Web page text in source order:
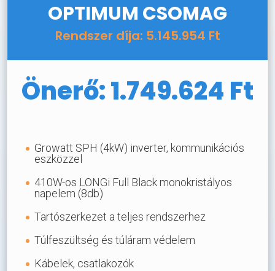
OPTIMUM CSOMAG
Rendszer díja: 5.145.954 Ft
Önerő: 1.749.624 Ft
Growatt SPH (4kW) inverter, kommunikációs
eszközzel
410W-os LONGi Full Black monokristályos
napelem (8db)
Tartószerkezet a teljes rendszerhez
Túlfeszültség és túláram védelem
Kábelek, csatlakozók